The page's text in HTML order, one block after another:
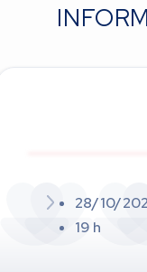
28/10/
19 h